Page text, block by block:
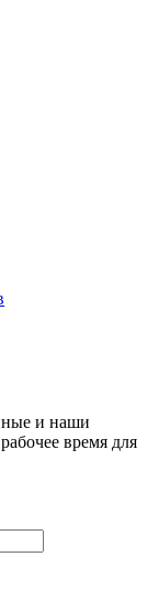
и наши
время для